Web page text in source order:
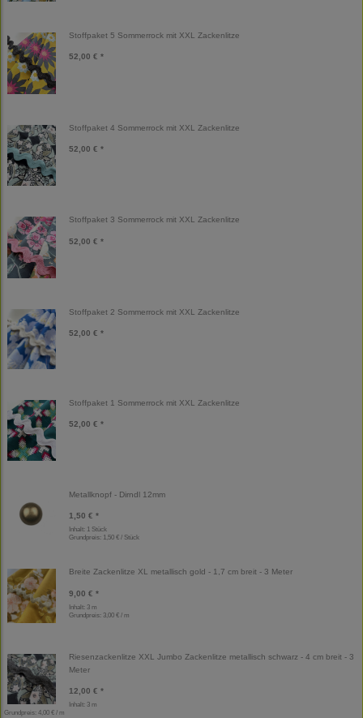
Stoffpaket 5 Sommerrock mit XXL Zackenlitze
52,00 € *
Stoffpaket 4 Sommerrock mit XXL Zackenlitze
52,00 € *
Stoffpaket 3 Sommerrock mit XXL Zackenlitze
52,00 € *
Stoffpaket 2 Sommerrock mit XXL Zackenlitze
52,00 € *
Stoffpaket 1 Sommerrock mit XXL Zackenlitze
52,00 € *
Metallknopf - Dirndl 12mm
1,50 € *
Inhalt: 1 Stück
Grundpreis: 1,50 € / Stück
Breite Zackenlitze XL metallisch gold - 1,7 cm breit - 3 Meter
9,00 € *
Inhalt: 3 m
Grundpreis: 3,00 € / m
Riesenzackenlitze XXL Jumbo Zackenlitze metallisch schwarz - 4 cm breit - 3
Meter
12,00 € *
Inhalt: 3 m
Grundpreis: 4,00 € / m